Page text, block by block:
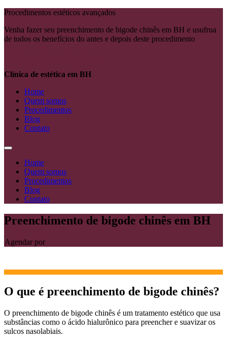
Procedimentos estéticos avançados
Venha fazer seu preenchimento de bigode chinês em BH e usufrua
de todos os benefícios do antes e depois deste procedimento
Clínica de estética em BH
Home
Quem somos
Procedimentos
Blog
Contato
Home
Quem somos
Procedimentos
Blog
Contato
Preenchimento de bigode chinês em BH
Agendar por
O que é preenchimento de bigode chinês?
O preenchimento de bigode chinês é um tratamento estético que usa
substâncias como o ácido hialurônico para preencher e suavizar os
sulcos nasolabiais.